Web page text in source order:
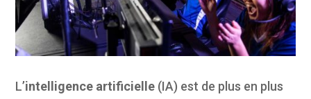
L’intelligence artificielle (IA) est de plus en plus